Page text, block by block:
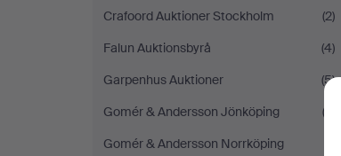
Crafoord Auktioner Stockholm
(2)
Falun Auktionsbyrå
(4)
Garpenhus Auktioner
(5)
Gomér & Andersson Jönköping
(2)
Gomér & Andersson Norrköping